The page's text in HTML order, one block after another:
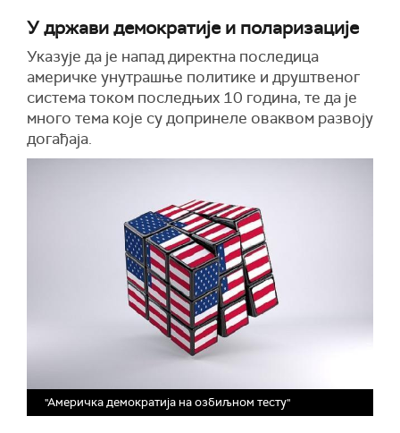
У држави демократије и поларизације
Указује да је напад директна последица
америчке унутрашње политике и друштвеног
система током последњих 10 година, те да је
много тема које су допринеле оваквом развоју
догађаја.
"Америчка демократија на озбиљном тесту"